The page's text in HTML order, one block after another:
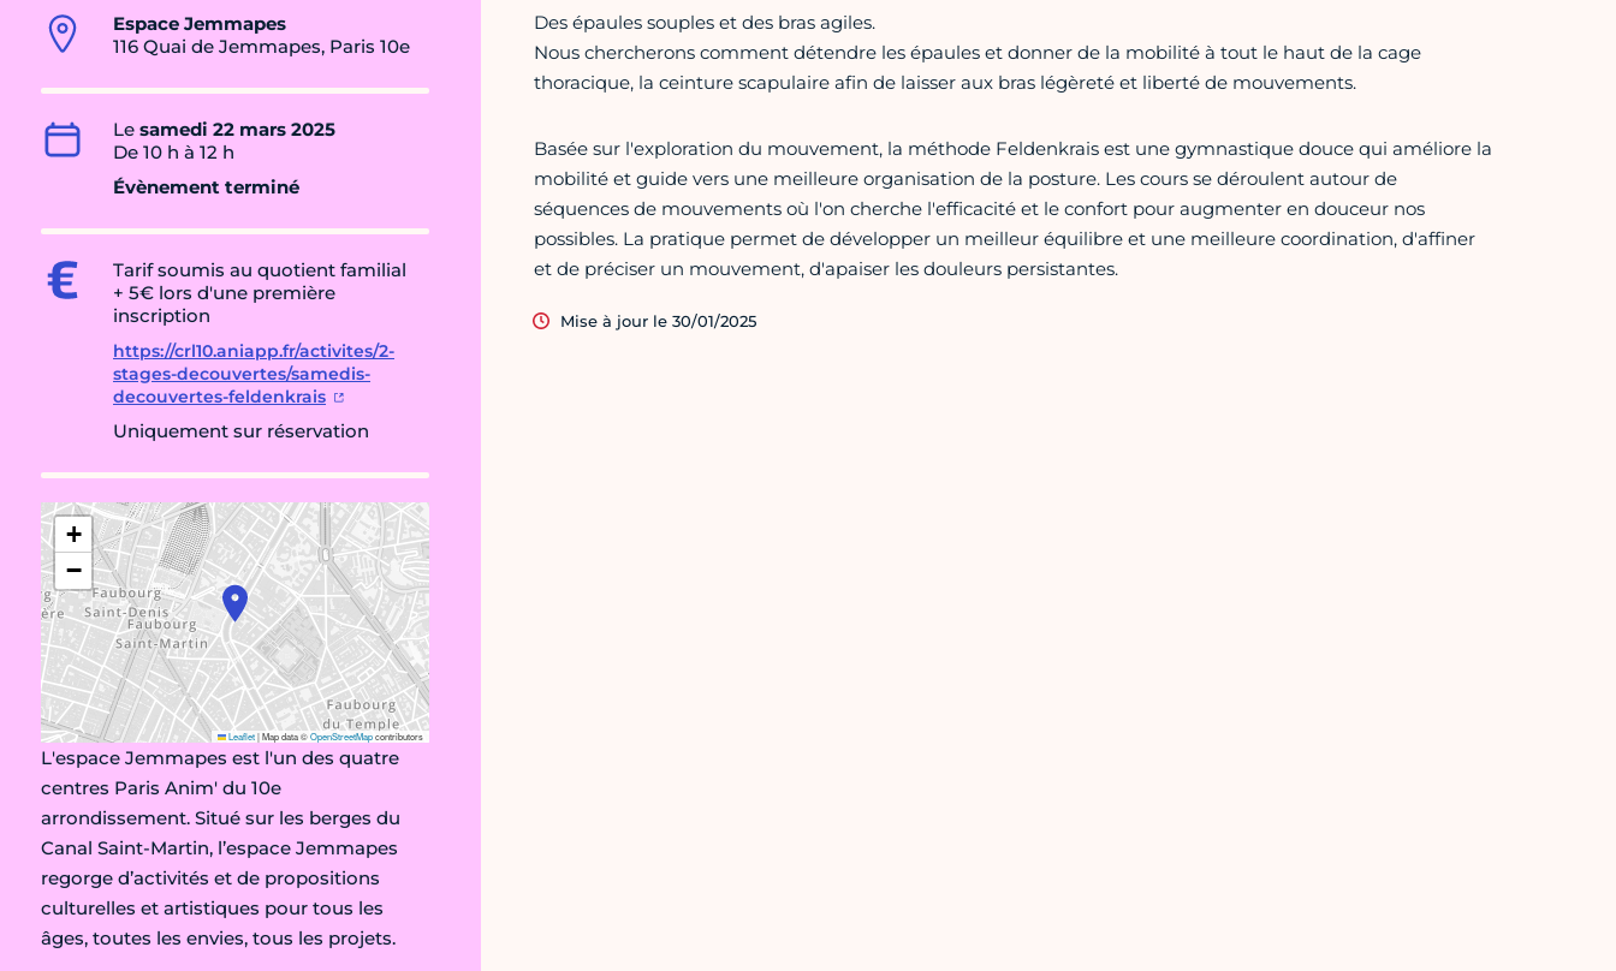
Espace Jemmapes
116 Quai de Jemmapes, Paris 10e
Le samedi 22 mars 2025
De 10 h à 12 h
Évènement terminé
Tarif soumis au quotient familial
+ 5€ lors d'une première
inscription
https://crl10.aniapp.fr/activites/2-
stages-decouvertes/samedis-
decouvertes-feldenkrais
Uniquement sur réservation
+
−
Leaflet|Map data ©OpenStreetMapcontributors
L'espace Jemmapes est l'un des quatre
centres Paris Anim' du 10e
arrondissement. Situé sur les berges du
Canal Saint-Martin, l’espace Jemmapes
regorge d’activités et de propositions
culturelles et artistiques pour tous les
âges, toutes les envies, tous les projets.
Des épaules souples et des bras agiles.
Nous chercherons comment détendre les épaules et donner de la mobilité à tout le haut de la cage
thoracique, la ceinture scapulaire afin de laisser aux bras légèreté et liberté de mouvements.
Basée sur l'exploration du mouvement, la méthode Feldenkrais est une gymnastique douce qui améliore la
mobilité et guide vers une meilleure organisation de la posture. Les cours se déroulent autour de
séquences de mouvements où l'on cherche l'efficacité et le confort pour augmenter en douceur nos
possibles. La pratique permet de développer un meilleur équilibre et une meilleure coordination, d'affiner
et de préciser un mouvement, d'apaiser les douleurs persistantes.
Mise à jour le 30/01/2025